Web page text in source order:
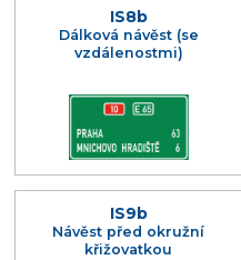
IS8b
Dálková návěst (se
vzdálenostmi)
IS9b
Návěst před okružní
křižovatkou